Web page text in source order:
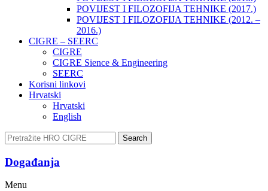
POVIJEST I FILOZOFIJA TEHNIKE (2017.)
POVIJEST I FILOZOFIJA TEHNIKE (2012. –
2016.)
CIGRE – SEERC
CIGRE
CIGRE Sience & Engineering
SEERC
Korisni linkovi
Hrvatski
Hrvatski
English
Search
Događanja​
Menu